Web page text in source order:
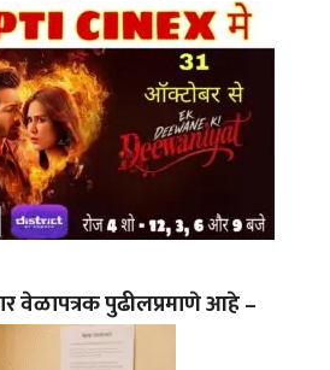
वेळापत्रक पुढीलप्रमाणे आहे –